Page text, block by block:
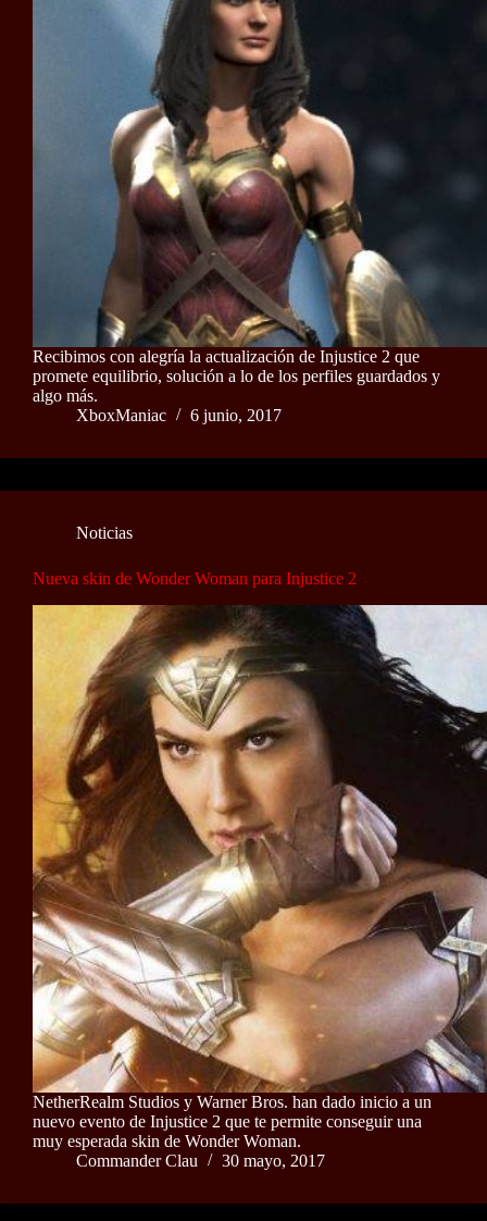
Recibimos con alegría la actualización de Injustice 2 que
promete equilibrio, solución a lo de los perfiles guardados y
algo más.
XboxManiac
6 junio, 2017
Noticias
Nueva skin de Wonder Woman para Injustice 2
NetherRealm Studios y Warner Bros. han dado inicio a un
nuevo evento de Injustice 2 que te permite conseguir una
muy esperada skin de Wonder Woman.
Commander Clau
30 mayo, 2017